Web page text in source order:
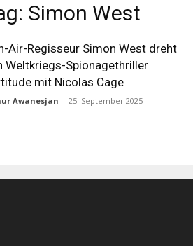
Simon West
Air-Regisseur Simon West dreht
Weltkriegs-Spionagethriller
mit Nicolas Cage
Awanesjan - 25. September 2025